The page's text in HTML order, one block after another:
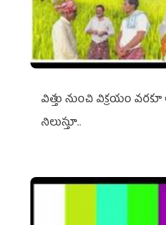
విత్తు నుంచి విక్రయం
నిలుస్తూ..